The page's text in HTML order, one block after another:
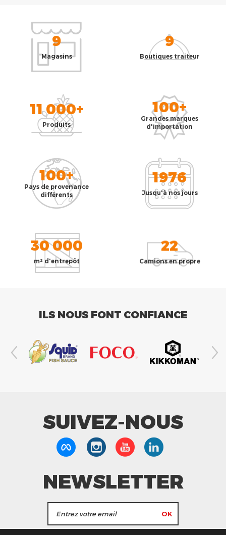
9
Magasins
9
Boutiques traiteur
11 000+
Produits
100+
Grandes marques
d'importation
100+
Pays de provenance
différents
1976
Jusqu'à nos jours
30 000
m² d'entrepôt
22
Camions en propre
ILS NOUS FONT CONFIANCE
SUIVEZ-NOUS
NEWSLETTER